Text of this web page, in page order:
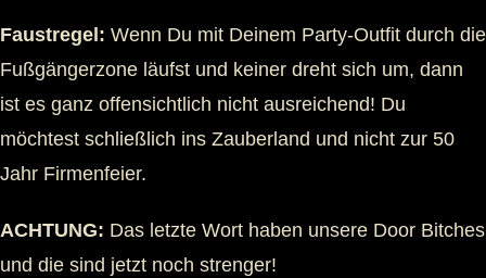
Faustregel: Wenn Du mit Deinem Party-Outfit durch die
Fußgängerzone läufst und keiner dreht sich um, dann
ist es ganz offensichtlich nicht ausreichend! Du
möchtest schließlich ins Zauberland und nicht zur 50
Jahr Firmenfeier.
ACHTUNG: Das letzte Wort haben unsere Door Bitches
und die sind jetzt noch strenger!